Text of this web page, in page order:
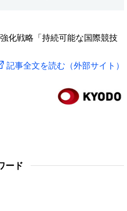
化戦略「持続可能な国際競技
記事全文を読む（外部サイト）
ード